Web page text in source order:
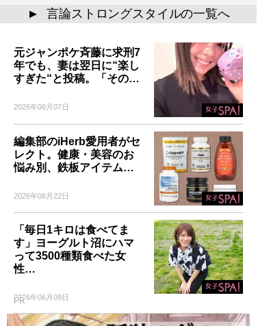
▲ 言論ストロングスタイルの一覧へ
元ジャンポケ斉藤に求刑7
年でも、妻は翌日に“楽し
すぎた“と投稿。「その…
2026年08月07日
編集部のiHerb愛用者がセ
レクト。健康・美容のお
悩み別、鉄板アイテム…
2026年06月22日
「毎日1キロは食べてま
す」ヨーグルト沼にハマ
って3500種類食べた女
性…
2026年06月09日
PR